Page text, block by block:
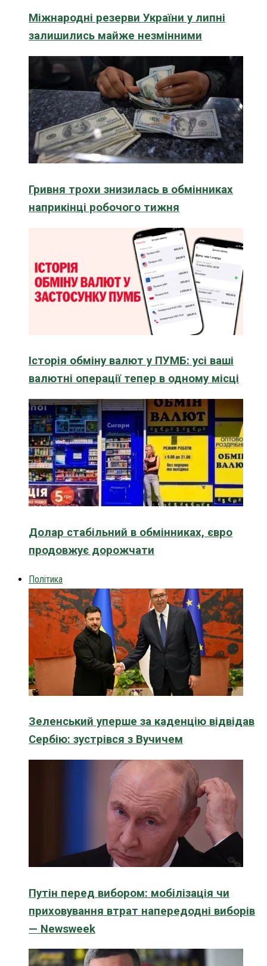
Міжнародні резерви України у липні
залишились майже незмінними
Гривня трохи знизилась в обмінниках
наприкінці робочого тижня
Історія обміну валют у ПУМБ: усі ваші
валютні операції тепер в одному місці
Долар стабільний в обмінниках, євро
продовжує дорожчати
Політика
Зеленський уперше за каденцію відвідав
Сербію: зустрівся з Вучичем
Путін перед вибором: мобілізація чи
приховування втрат напередодні виборів
— Newsweek